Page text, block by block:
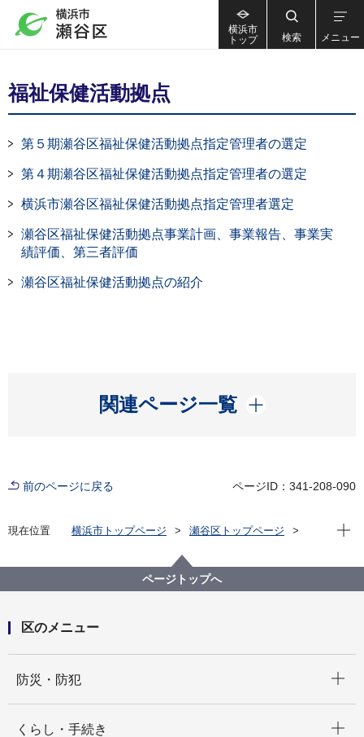
横浜市
トップ
検索 メニュー
福祉保健活動拠点
第５期瀬谷区福祉保健活動拠点指定管理者の選定
第４期瀬谷区福祉保健活動拠点指定管理者の選定
横浜市瀬谷区福祉保健活動拠点指定管理者選定
瀬谷区福祉保健活動拠点事業計画、事業報告、事業実
績評価、第三者評価
瀬谷区福祉保健活動拠点の紹介
関連ページ一覧
開く
前のページに戻る ページID：341-208-090
現在位置 横浜市トップページ
瀬谷区トップページ
地域福祉施設
現在
ページトップへ
区のメニュー
防災・防犯
くらし・手続き